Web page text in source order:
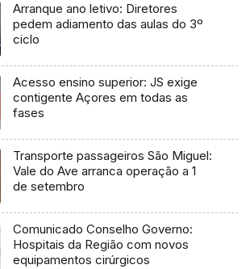
Arranque ano letivo: Diretores
pedem adiamento das aulas do 3º
ciclo
Acesso ensino superior: JS exige
contigente Açores em todas as
fases
Transporte passageiros São Miguel:
Vale do Ave arranca operação a 1
de setembro
Comunicado Conselho Governo:
Hospitais da Região com novos
equipamentos cirúrgicos